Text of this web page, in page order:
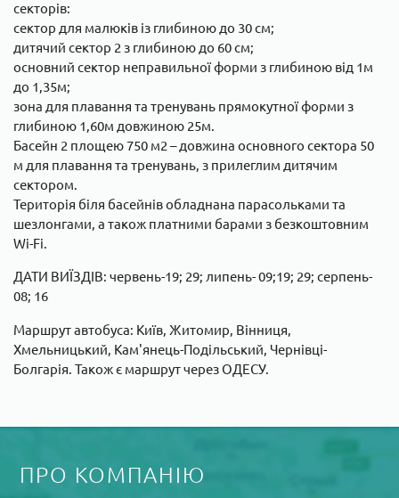
секторів:
сектор для малюків із глибиною до 30 см;
дитячий сектор 2 з глибиною до 60 см;
основний сектор неправильної форми з глибиною від 1м
до 1,35м;
зона для плавання та тренувань прямокутної форми з
глибиною 1,60м довжиною 25м.
Басейн 2 площею 750 м2 – довжина основного сектора 50
м для плавання та тренувань, з прилеглим дитячим
сектором.
Територія біля басейнів обладнана парасольками та
шезлонгами, а також платними барами з безкоштовним
Wi-Fi.
ДАТИ ВИЇЗДІВ: червень-19; 29; липень- 09;19; 29; серпень-
08; 16
Маршрут автобуса: Київ, Житомир, Вінниця,
Хмельницький, Кам'янець-Подільський, Чернівці-
Болгарія. Також є маршрут через ОДЕСУ.
ПРО КОМПАНІЮ